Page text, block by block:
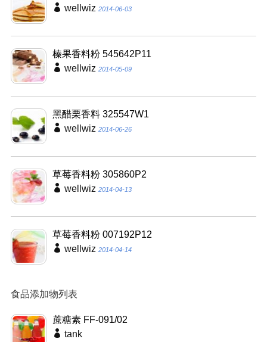
wellwiz 2014-06-03
榛果香料粉 545642P11
wellwiz 2014-05-09
黑醋栗香料 325547W1
wellwiz 2014-06-26
草莓香料粉 305860P2
wellwiz 2014-04-13
草莓香料粉 007192P12
wellwiz 2014-04-14
食品添加物列表
蔗糖素 FF-091/02
tank